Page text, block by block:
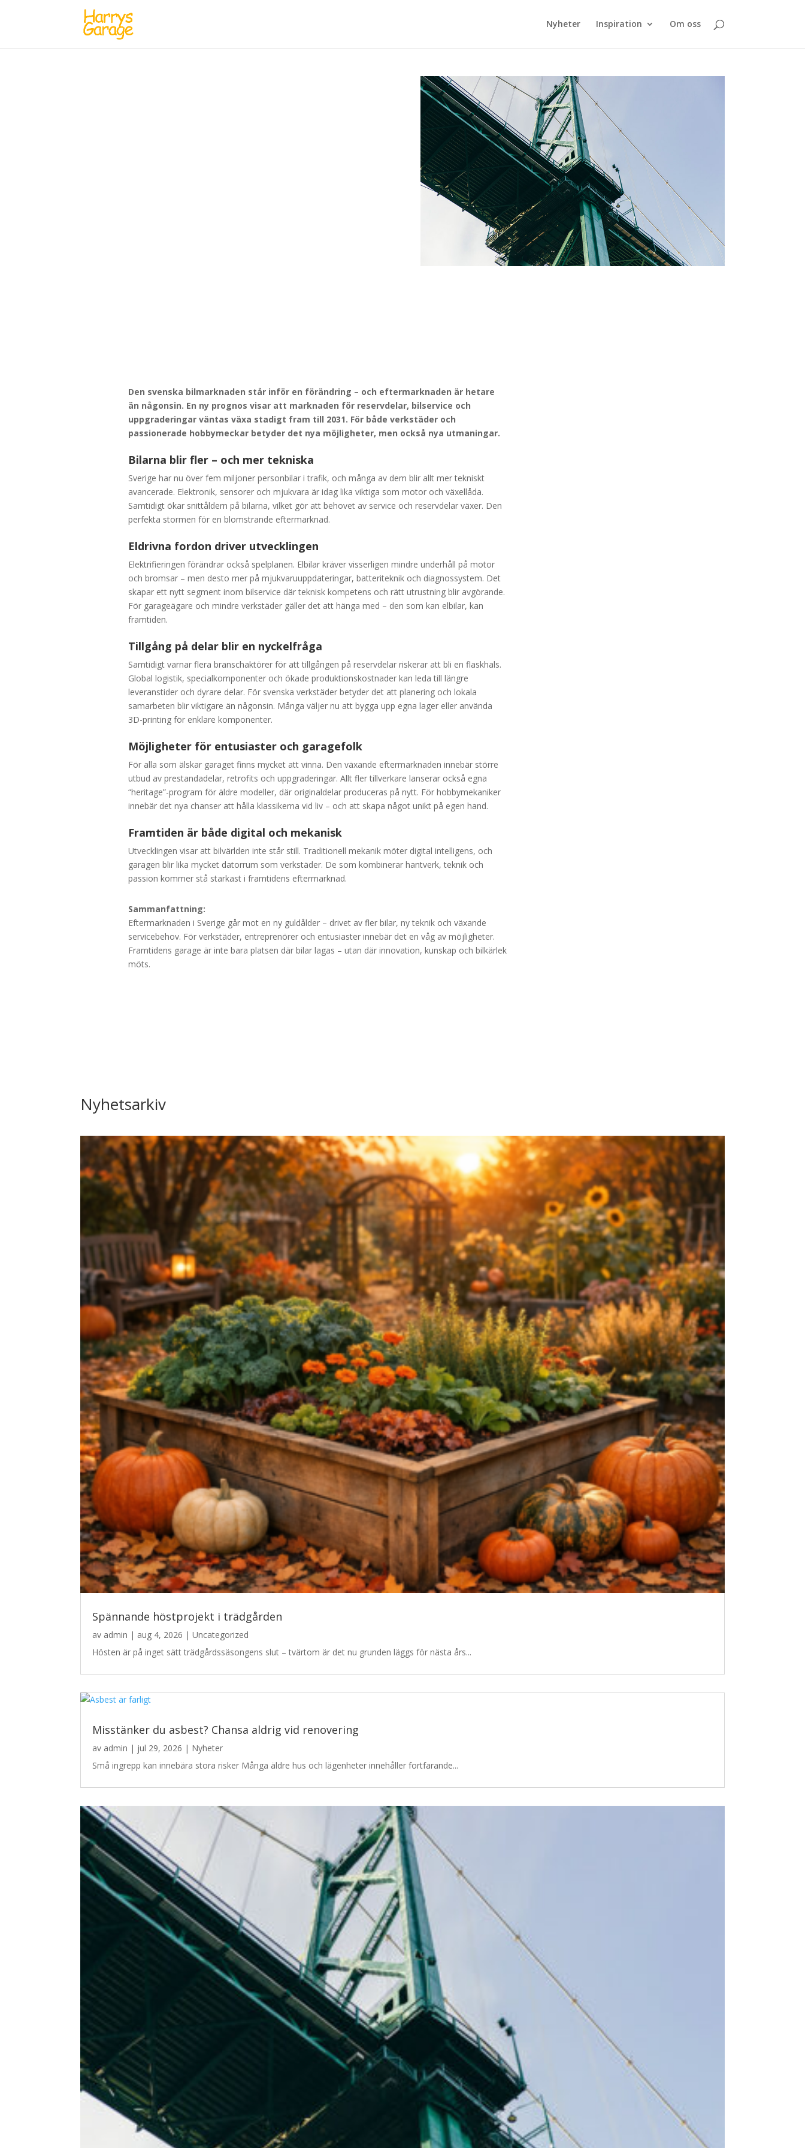
Nyheter Inspiration Om oss
Den svenska bilmarknaden står inför en förändring – och eftermarknaden är hetare
än någonsin. En ny prognos visar att marknaden för reservdelar, bilservice och
uppgraderingar väntas växa stadigt fram till 2031. För både verkstäder och
passionerade hobbymeckar betyder det nya möjligheter, men också nya utmaningar.
Bilarna blir fler – och mer tekniska
Sverige har nu över fem miljoner personbilar i trafik, och många av dem blir allt mer tekniskt
avancerade. Elektronik, sensorer och mjukvara är idag lika viktiga som motor och växellåda.
Samtidigt ökar snittåldern på bilarna, vilket gör att behovet av service och reservdelar växer. Den
perfekta stormen för en blomstrande eftermarknad.
Eldrivna fordon driver utvecklingen
Elektrifieringen förändrar också spelplanen. Elbilar kräver visserligen mindre underhåll på motor
och bromsar – men desto mer på mjukvaruuppdateringar, batteriteknik och diagnossystem. Det
skapar ett nytt segment inom bilservice där teknisk kompetens och rätt utrustning blir avgörande.
För garageägare och mindre verkstäder gäller det att hänga med – den som kan elbilar, kan
framtiden.
Tillgång på delar blir en nyckelfråga
Samtidigt varnar flera branschaktörer för att tillgången på reservdelar riskerar att bli en flaskhals.
Global logistik, specialkomponenter och ökade produktionskostnader kan leda till längre
leveranstider och dyrare delar. För svenska verkstäder betyder det att planering och lokala
samarbeten blir viktigare än någonsin. Många väljer nu att bygga upp egna lager eller använda
3D-printing för enklare komponenter.
Möjligheter för entusiaster och garagefolk
För alla som älskar garaget finns mycket att vinna. Den växande eftermarknaden innebär större
utbud av prestandadelar, retrofits och uppgraderingar. Allt fler tillverkare lanserar också egna
“heritage”-program för äldre modeller, där originaldelar produceras på nytt. För hobbymekaniker
innebär det nya chanser att hålla klassikerna vid liv – och att skapa något unikt på egen hand.
Framtiden är både digital och mekanisk
Utvecklingen visar att bilvärlden inte står still. Traditionell mekanik möter digital intelligens, och
garagen blir lika mycket datorrum som verkstäder. De som kombinerar hantverk, teknik och
passion kommer stå starkast i framtidens eftermarknad.
Sammanfattning:
Eftermarknaden i Sverige går mot en ny guldålder – drivet av fler bilar, ny teknik och växande
servicebehov. För verkstäder, entreprenörer och entusiaster innebär det en våg av möjligheter.
Framtidens garage är inte bara platsen där bilar lagas – utan där innovation, kunskap och bilkärlek
möts.
Nyhetsarkiv
Spännande höstprojekt i trädgården
av admin | aug 4, 2026 |Uncategorized
Hösten är på inget sätt trädgårdssäsongens slut – tvärtom är det nu grunden läggs för nästa års...
Misstänker du asbest? Chansa aldrig vid renovering
av admin | jul 29, 2026 | Nyheter
Små ingrepp kan innebära stora risker Många äldre hus och lägenheter innehåller fortfarande...